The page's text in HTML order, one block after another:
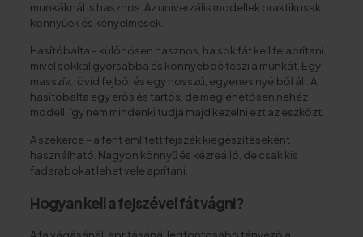
munkáknál is hasznos. Az univerzális modellek praktikusak,
könnyűek és kényelmesek.
Hasítóbalta – különösen hasznos, ha sok fát kell felaprítani,
mivel sokkal gyorsabbá és könnyebbé teszi a munkát. Egy
masszív, rövid fejből és egy hosszú, egyenes nyélből áll. A
hasítóbalta egy erős és tartós, de meglehetősen nehéz
modell, így nem mindenki tudja majd kezelni ezt az eszközt.
A szekerce – a fent említett fejszék kiegészítéseként
használható. Nagyon könnyű és kézreálló, de csak kis
fadarabokat lehet vele aprítani.
Hogyan kell a fejszével fát vágni?